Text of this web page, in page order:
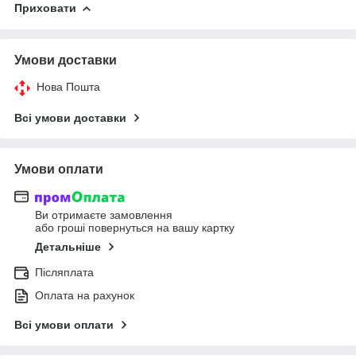
Приховати
Умови доставки
Нова Пошта
Всі умови доставки
Умови оплати
Ви отримаєте замовлення
або гроші повернуться на вашу картку
Детальніше
Післяплата
Оплата на рахунок
Всі умови оплати